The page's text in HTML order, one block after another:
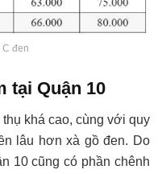
C đen
tại Quận 10
khá cao, cùng với quy
lâu hơn xà gồ đen. Do
10 cũng có phần chênh